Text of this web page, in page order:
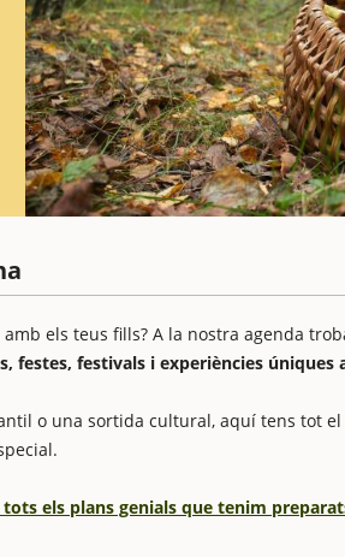
els teus fills? A la nostra agenda
festes, festivals i experiències úniques
o una sortida cultural, aquí tens tot
els plans genials que tenim